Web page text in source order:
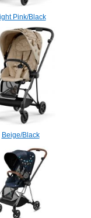
Pink/Black
Beige/Black